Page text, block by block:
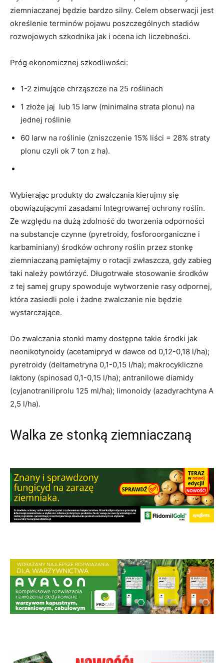
ziemniaczanej będzie bardzo silny. Celem obserwacji jest
określenie terminów pojawu poszczególnych stadiów
rozwojowych szkodnika jak i ocena ich liczebności.
Próg ekonomicznej szkodliwości:
1-2 zimujące chrząszcze na 25 roślinach
1 złoże jaj lub 15 larw (minimalna strata plonu) na
jednej roślinie
60 larw na roślinie (zniszczenie 15% liści = 28% straty
plonu czyli ok 7 ton z ha).
Wybierając produkty do zwalczania kierujmy się
obowiązującymi zasadami Integrowanej ochrony roślin.
Ze względu na dużą zdolność do tworzenia odporności
na substancje czynne (pyretroidy, fosforoorganiczne i
karbaminiany) środków ochrony roślin przez stonkę
ziemniaczaną pamiętajmy o rotacji zwłaszcza, gdy zabieg
taki należy powtórzyć. Długotrwałe stosowanie środków
z tej samej grupy spowoduje wytworzenie rasy odpornej,
która zasiedli pole i żadne zwalczanie nie będzie
wystarczające.
Do zwalczania stonki mamy dostępne takie środki jak
neonikotynoidy (acetamipryd w dawce od 0,12-0,18 l/ha);
pyretroidy (deltametryna 0,1-0,15 l/ha); makrocykliczne
laktony (spinosad 0,1-0,15 l/ha); antranilowe diamidy
(cyjanotraniliprolu 125 ml/ha); limonoidy (azadyrachtyna A
2,5 l/ha).
Walka ze stonką ziemniaczaną